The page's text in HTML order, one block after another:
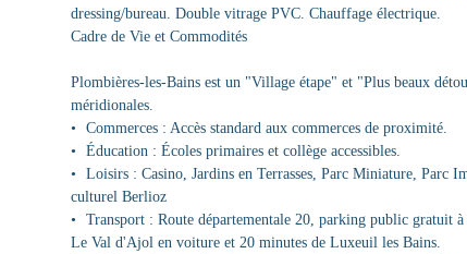
dressing/bureau. Double vitrage PVC. Chauffage électrique.
Cadre de Vie et Commodités
Plombières-les-Bains est un "Village étape" et "Plus beaux
méridionales.
Commerces : Accès standard aux commerces de proximité.
Éducation : Écoles primaires et collège accessibles.
Loisirs : Casino, Jardins en Terrasses, Parc Miniature, Parc
culturel Berlioz
Transport : Route départementale 20, parking public gratuit
Le Val d'Ajol en voiture et 20 minutes de Luxeuil les Bains.